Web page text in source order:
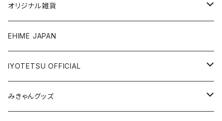
銘菓・名産
ジュース・飲料
調味料
オリジナル雑貨
タオル・ボディケア
アパレル
ステーショナリー
EHIME JAPAN
IYOTETSU OFFICIAL
坊っちゃん列車グッズ
みきゃんグッズ